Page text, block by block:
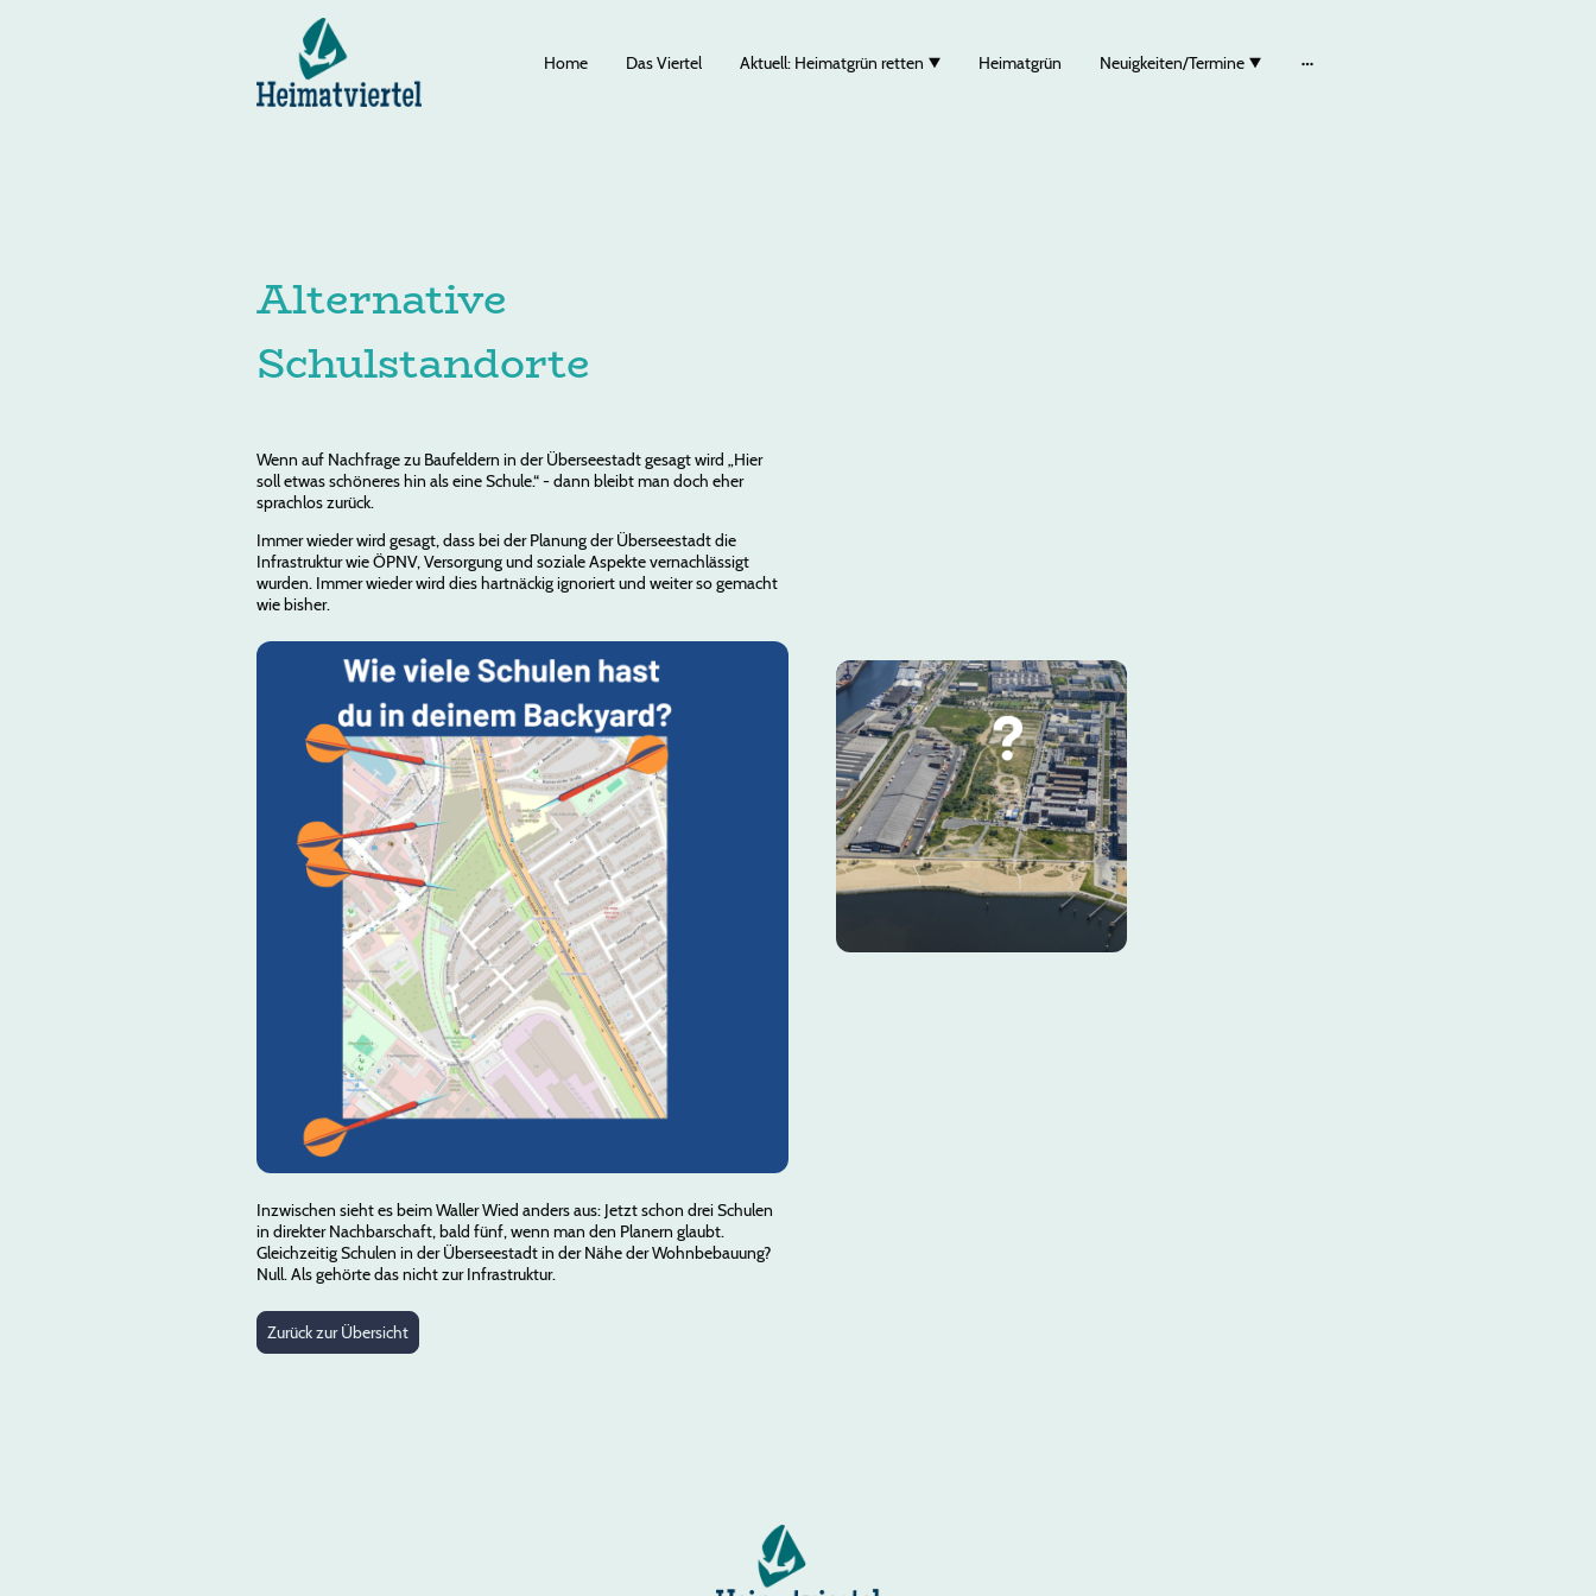
Home Das Viertel Aktuell: Heimatgrün retten Heimatgrün Neuigkeiten/Termine
Alternative
Schulstandorte
Wenn auf Nachfrage zu Baufeldern in der Überseestadt gesagt wird „Hier
soll etwas schöneres hin als eine Schule.“ - dann bleibt man doch eher
sprachlos zurück.
Immer wieder wird gesagt, dass bei der Planung der Überseestadt die
Infrastruktur wie ÖPNV, Versorgung und soziale Aspekte vernachlässigt
wurden. Immer wieder wird dies hartnäckig ignoriert und weiter so gemacht
wie bisher.
Inzwischen sieht es beim Waller Wied anders aus: Jetzt schon drei Schulen
in direkter Nachbarschaft, bald fünf, wenn man den Planern glaubt.
Gleichzeitig Schulen in der Überseestadt in der Nähe der Wohnbebauung?
Null. Als gehörte das nicht zur Infrastruktur.
Zurück zur Übersicht